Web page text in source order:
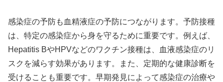
感染症の予防も血精液症の予防につながります。予防接種
は、特定の感染症から身を守るために重要です。例えば、
Hepatitis BやHPVなどのワクチン接種は、血液感染症のリ
スクを減らす効果があります。また、定期的な健康診断を
受けることも重要です。早期発見によって感染症の治療や